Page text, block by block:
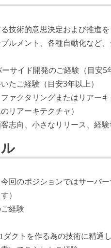
技術的意思決定および推進
ルメント、各種自動化など
サイド開発のご経験（目安5
たご経験（目安3年以上）
ァクタリングまたはリアー
リアーキテクチャ）
志向、小さなリリース、経
回のポジションではサーバ
）
経験
クトを作る為の技術に精通